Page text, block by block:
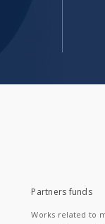
Partners funds
Works related to